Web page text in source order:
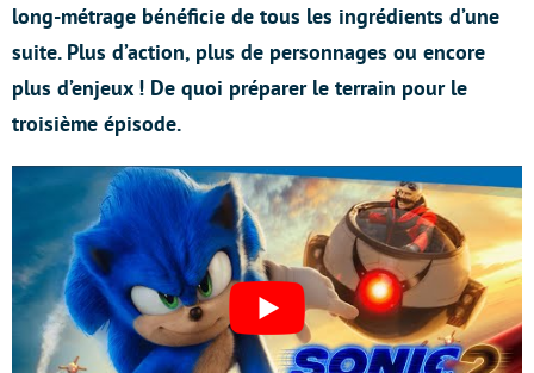
long-métrage bénéficie de tous les ingrédients d’une
suite. Plus d’action, plus de personnages ou encore
plus d’enjeux ! De quoi préparer le terrain pour le
troisième épisode.